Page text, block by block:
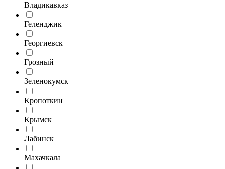
Владикавказ
Геленджик
Георгиевск
Грозный
Зеленокумск
Кропоткин
Крымск
Лабинск
Махачкала